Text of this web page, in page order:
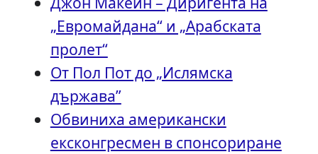
„Евромайдана“ и „Арабската
пролет“
От Пол Пот до „Ислямска
държава”
Обвиниха американски
ексконгресмен в спонсориране